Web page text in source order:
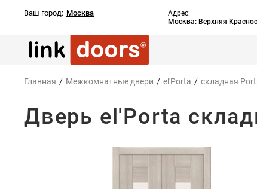
Ваш город: Москва
Адрес:
Москва: Верхняя
Главная / Межкомнатные двери / el'Porta / складная
Дверь el'Porta